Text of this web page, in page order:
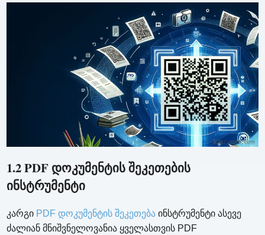
1.2 PDF დოკუმენტის შეკეთების
ინსტრუმენტი
კარგი PDF დოკუმენტის შეკეთება ინსტრუმენტი ასევე
ძალიან მნიშვნელოვანია ყველასთვის PDF